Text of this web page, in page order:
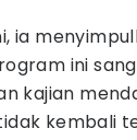
ia
ini
kajian
kembali